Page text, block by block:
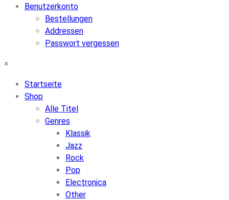
Benutzerkonto
Bestellungen
Addressen
Passwort vergessen
×
Startseite
Shop
Alle Titel
Genres
Klassik
Jazz
Rock
Pop
Electronica
Other